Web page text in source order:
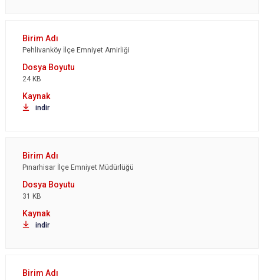
Pehlivanköy İlçe Emniyet Amirliği
24 KB
indir
Pınarhisar İlçe Emniyet Müdürlüğü
31 KB
indir